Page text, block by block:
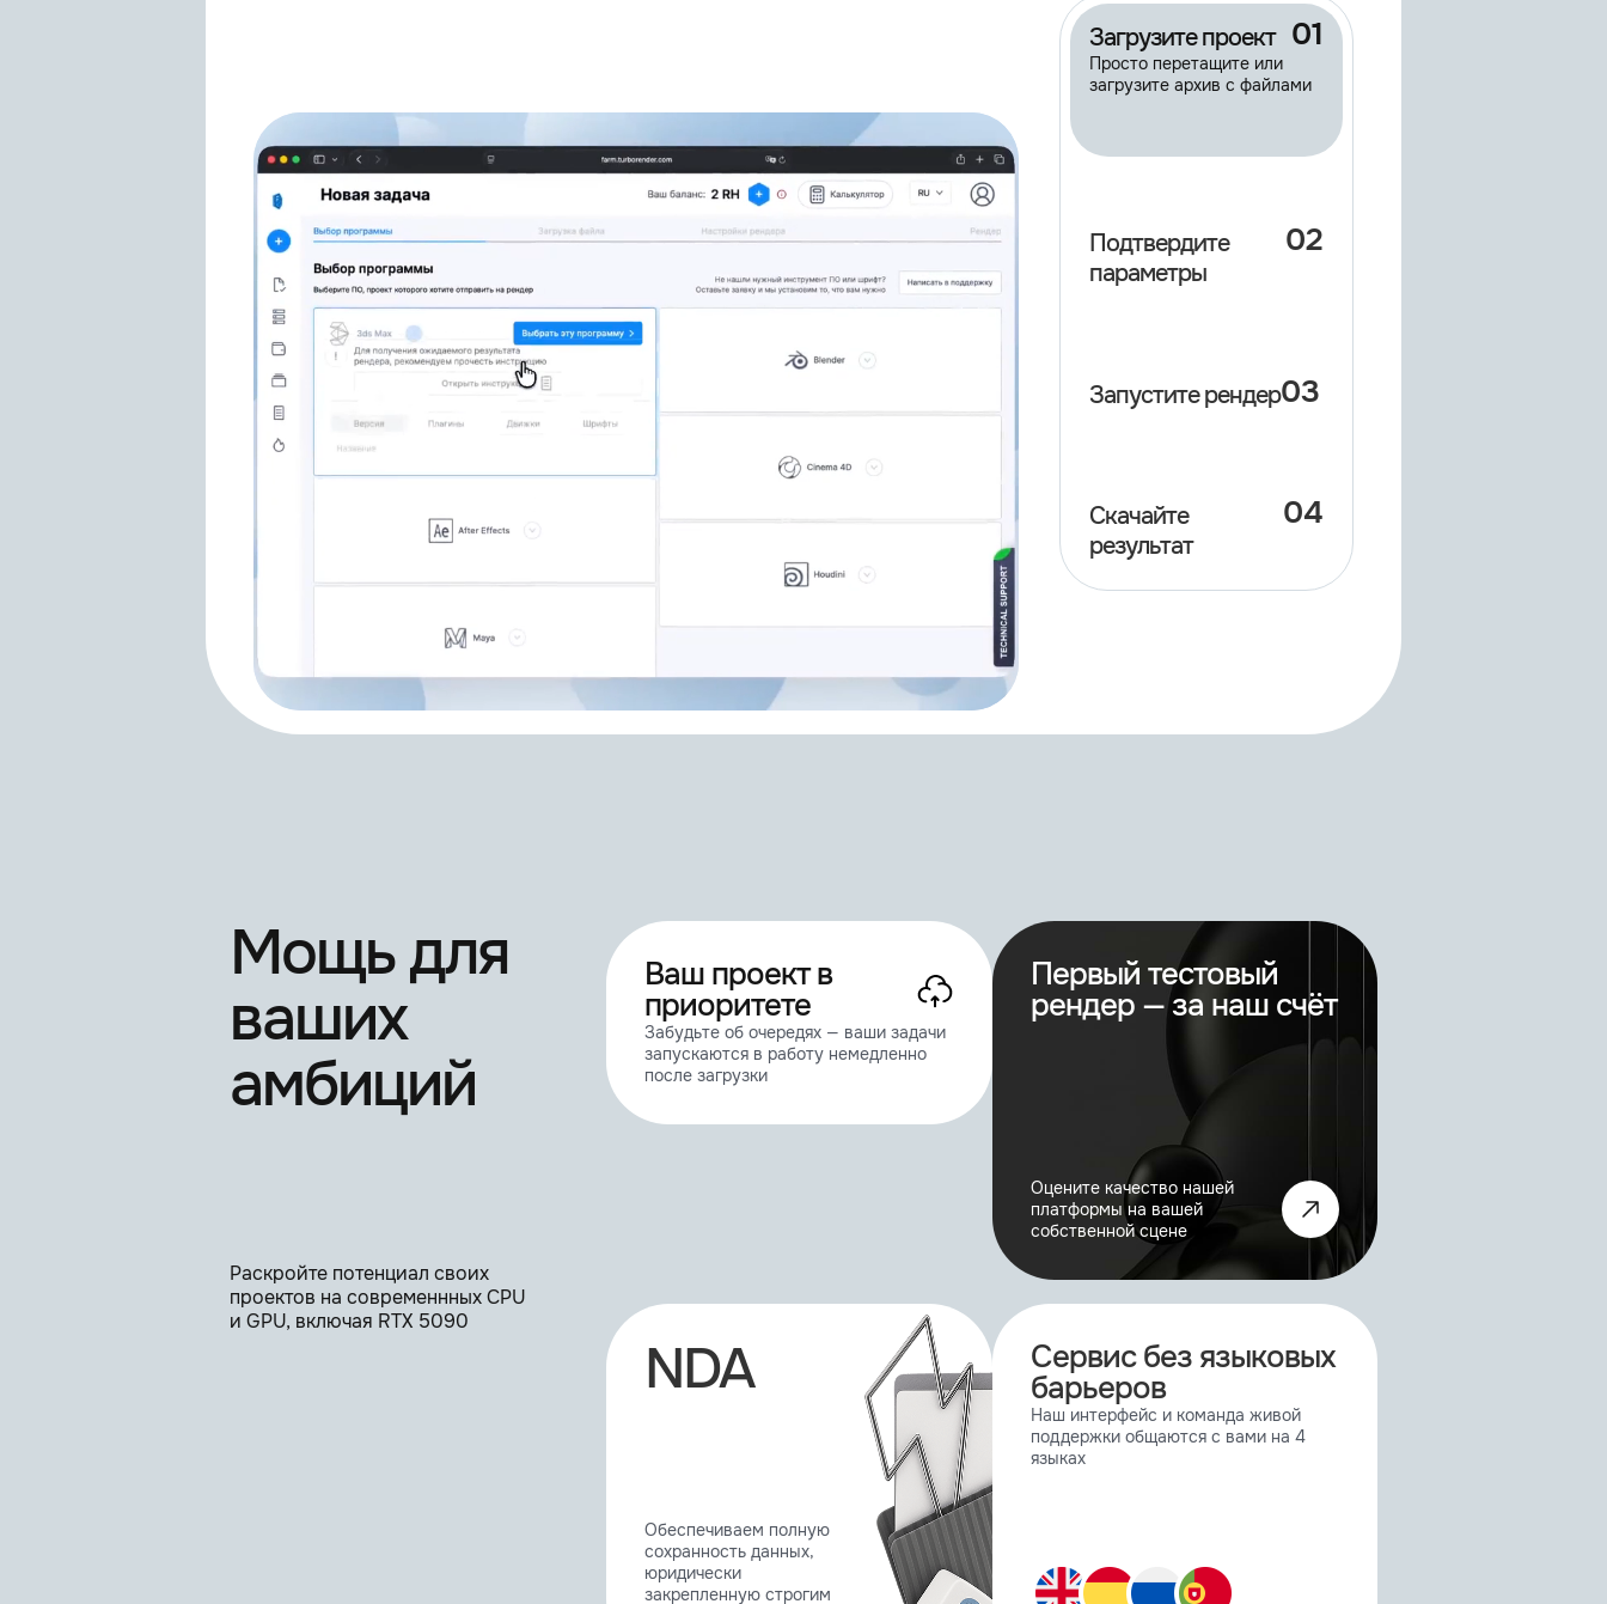
Chamfer Maker R2
Container Object
CV-Artsmart
CV-VRCam 1.5.0
Exoside QuadRemesher
GreyScaleGorilla HUB Plus
GSG Materials, Textures, HDRIs
HOT4D
Laubwerk Player 1.0.48
Lumen 2 2.00.207
MagicEye 1.0
Mirror, Mirror
0.61a
3.1.1
3.3.6
Загрузите проект 01
Просто перетащите или
загрузите архив с файлами
Подтвердите
параметры
02
Запустите рендер03
Скачайте
результат
04
Подробнее о работе рендера
Мощь для
ваших
амбиций
Раскройте потенциал своих
проектов на современнных CPU
и GPU, включая RTX 5090
Ваш проект в
приоритете
Забудьте об очередях — ваши задачи
запускаются в работу немедленно
после загрузки
Первый тестовый
рендер — за наш счёт
Оцените качество нашей
платформы на вашей
собственной сцене
NDA
Обеспечиваем полную
сохранность данных,
юридически
закрепленную строгим
Сервис без языковых
барьеров
Наш интерфейс и команда живой
поддержки общаются с вами на 4
языках